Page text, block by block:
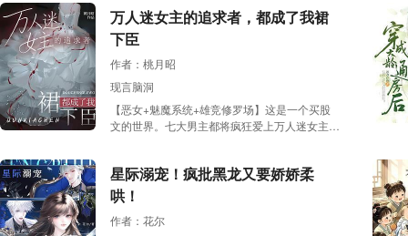
淮大惊：完了，教育生涯滑铁卢了！应亦淮慌不
择路转头就跑，却被徒儿牢牢禁锢在怀中。灼热
气息扑在颈侧。佘寒序声音低哑缱绻：“真的不
喜欢我了吗，师尊？”毛茸茸的狼尾钻进了应亦
淮怀中。彻底被吃干抹净前，应亦淮呜咽着，痛
心疾首地把脸埋进了蓬松柔软的狼尾里。造孽
啊！但是……他真的无法拒绝毛绒绒啊！【沙雕
+微酸涩+互宠+前世今生+he】
从不知他还有个五岁孩子。原以为七年时间，她
全心全意付出总能焐热盛徵州的心。却在距离离
婚协议生效前三个月，她才悚然发现丈夫也有秘
密。——他心里的朱砂痣，是自己的弟妹。七年
付出宛若一场荒诞滑稽的笑话！闻舒心如死灰，
父留子！只当他是个会喘气的试管工具！直到，
闻舒从被嗤之以鼻的家庭主妇重回巅峰成最年轻
知晓她早就决心离婚，早已不再要他。女儿的存
在也曝光天下。向来薄情寡欲的男人将她堵在众
目睽睽之下，咬牙切齿问：“离婚？去父留子？
老婆，你是想要我命吗？”闻舒牵着女儿淡淡一
笑：“盛总，你听清楚，我女儿，姓霍，不是
万人迷女主的追求者，都成了我裙
下臣
作者：桃月昭
现言脑洞
【恶女+魅魔系统+雄竞修罗场】这是一个买股
文的世界。七大男主都将疯狂爱上万人迷女主，
扛。女主生病难受，她照顾跑腿。最后女主被变
态跟踪，她前去陪伴，却身中数十刀，倒在血泊
里。而女主见状，却只依偎在某男主怀里，娇柔
可怜，“米珂一定会上天堂的。”重生觉醒，米珂
星际溺宠！疯批黑龙又要娇娇柔
哄！
作者：花尔